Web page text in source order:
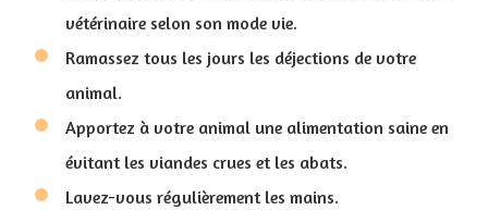
vétérinaire selon son mode vie.
Ramassez tous les jours les déjections de votre
animal.
Apportez à votre animal une alimentation saine en
évitant les viandes crues et les abats.
Lavez-vous régulièrement les mains.